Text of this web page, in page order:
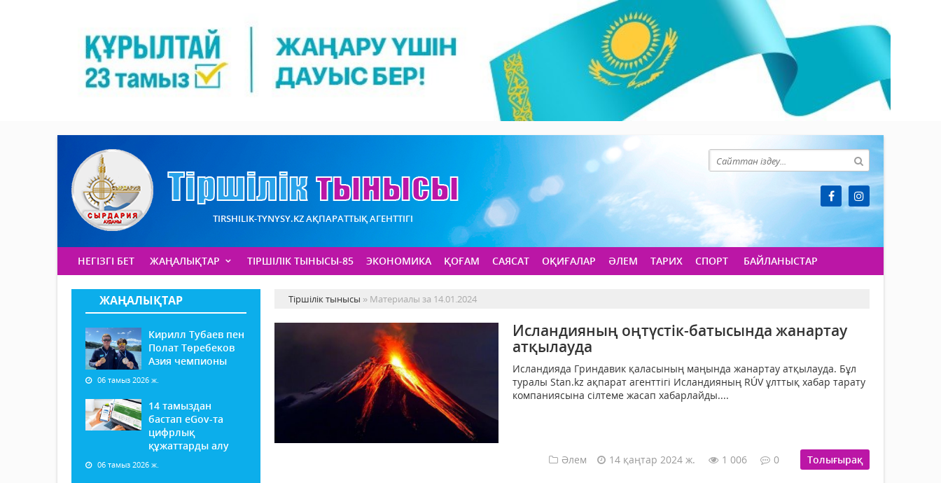
TIRSHILIK-TYNYSY.KZ АҚПАРАТТЫҚ АГЕНТТІГІ
НЕГІЗГІ БЕТ ЖАҢАЛЫҚТАР ТІРШІЛІК ТЫНЫСЫ-85 ЭКОНОМИКА ҚОҒАМ САЯСАТ ОҚИҒАЛАР ӘЛЕМ ТАРИХ СПОРТ БАЙЛАНЫСТАР
ЖАҢАЛЫҚТАР
Кирилл Тубаев пен
Полат Төребеков
Азия чемпионы
06 тамыз 2026 ж.
14 тамыздан
бастап еGov-та
цифрлық
құжаттарды алу
06 тамыз 2026 ж.
Тіршілік тынысы » Материалы за 14.01.2024
Исландияның оңтүстік-батысында жанартау
атқылауда
Исландияда Гриндавик қаласының маңында жанартау атқылауда. Бұл
туралы Stan.kz ақпарат агенттігі Исландияның RÚV ұлттық хабар тарату
компаниясына сілтеме жасап хабарлайды....
Әлем 14 қаңтар 2024 ж. 1 006 0 Толығырақ